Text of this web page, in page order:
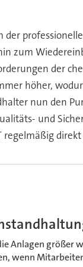
zum
der
höher,
nun den
und
Anlagen größer
wenn